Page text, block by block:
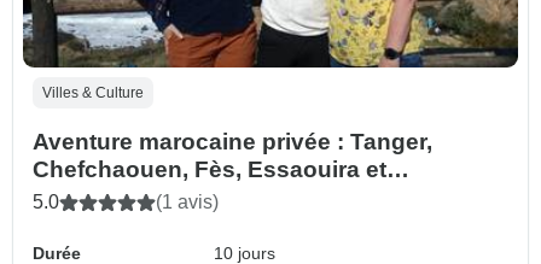
Villes & Culture
Aventure marocaine privée : Tanger,
Chefchaouen, Fès, Essaouira et
Marrakech
5.0 (1 avis)
Durée
10 jours